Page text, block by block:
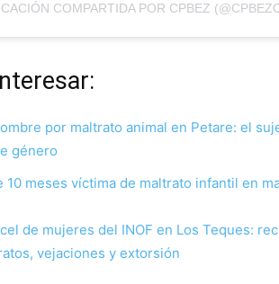
COMPARTIDA POR CPBEZ
por maltrato animal en Petare: el
género
10 meses víctima de maltrato infantil en
de mujeres del INOF en Los Teques:
vejaciones y extorsión